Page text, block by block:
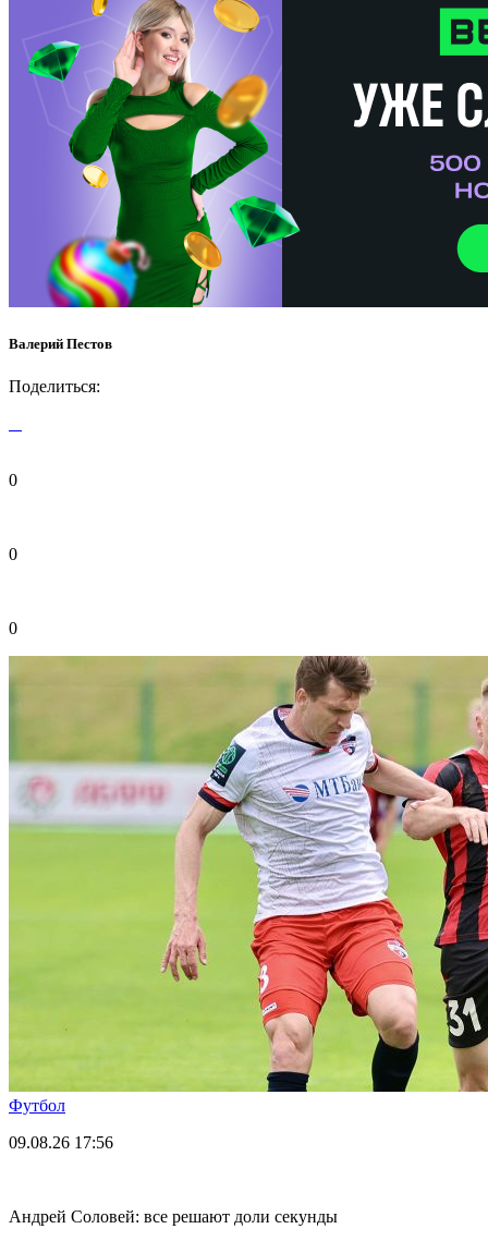
Валерий Пестов
Поделиться:
0
0
0
Футбол
09.08.26 17:56
Андрей Соловей: все решают доли секунды